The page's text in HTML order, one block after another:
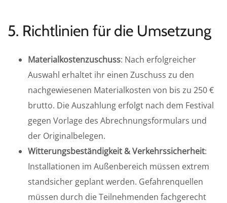
5. Richtlinien für die Umsetzung
Materialkostenzuschuss: Nach erfolgreicher
Auswahl erhaltet ihr einen Zuschuss zu den
nachgewiesenen Materialkosten von bis zu 250 €
brutto. Die Auszahlung erfolgt nach dem Festival
gegen Vorlage des Abrechnungsformulars und
der Originalbelegen.
Witterungsbeständigkeit & Verkehrssicherheit:
Installationen im Außenbereich müssen extrem
standsicher geplant werden. Gefahrenquellen
müssen durch die Teilnehmenden fachgerecht